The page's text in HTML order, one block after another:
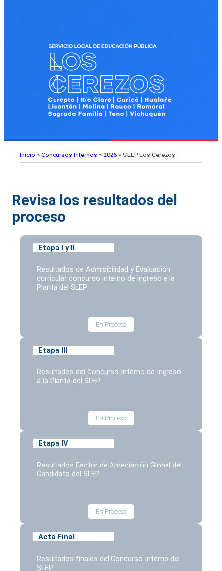
Inicio » Concursos Internos » 2026 » SLEP Los Cerezos
Revisa los resultados del
proceso
Etapa I y II
Resultados de Admisibilidad y Evaluación
curricular concurso interno de ingreso a la
Planta del SLEP
En Proceso
Etapa III
Resultados del Concurso Interno de Ingreso
a la Planta del SLEP
En Proceso
Etapa IV
Resultados Factor de Apreciación Global del
Candidato del SLEP
En Proceso
Acta Final
Resultados finales del Concurso Interno del
SLEP